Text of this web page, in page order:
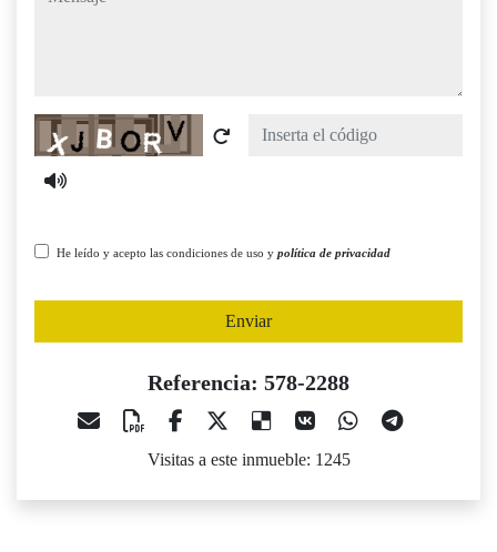
Captcha
He leído y acepto las condiciones de uso y política de privacidad
Enviar
Referencia: 578-2288
Visitas a este inmueble: 1245